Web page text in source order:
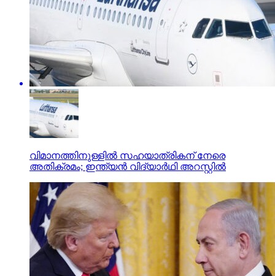
വിമാനത്തിനുള്ളില്‍ സഹയാത്രികന് നേരെ
അതിക്രമം; ഇന്ത്യന്‍ വിദ്യാര്‍ഥി അറസ്റ്റില്‍